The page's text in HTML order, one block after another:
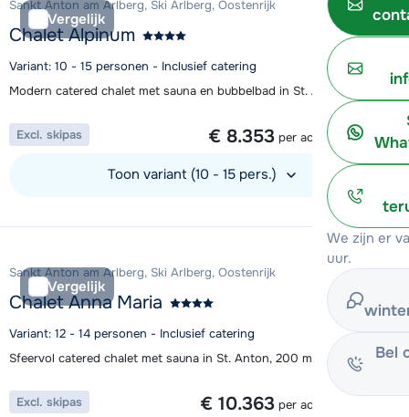
We zijn er
uur.
Bel
Vergelijk
Sankt Anton am Arlberg, Ski Arlberg, Oostenrijk
Chalet Alpinum
Variant: 10 - 15 personen - Inclusief catering
Modern catered chalet met sauna en bubbelbad in St. Anton
1 week vanaf
€ 8.353 per accommodatie
Excl. skipas
Toon variant (10 - 15 pers.)
Vergelijk
Sankt Anton am Arlberg, Ski Arlberg, Oostenrijk
Chalet Anna Maria
Variant: 12 - 14 personen - Inclusief catering
Sfeervol catered chalet met sauna in St. Anton, 200 m van de skibus
1 week vanaf
€ 10.363 per accommodatie
Excl. skipas